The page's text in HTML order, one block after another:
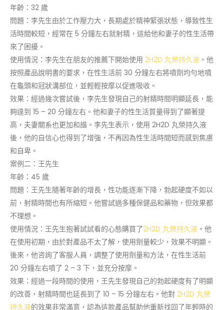
年齡：32 歲
問題：李先生由於工作壓力大，長期處於精神緊張狀態，導致性生
活時間較短，經常在 5 分鐘左右就射精，這給他和妻子的性生活帶
來了困擾。
使用情況：李先生在朋友的推薦下開始使用 2H2D 丸榮持久液 。他
按照產品說明書的要求，在性生活前 30 分鐘左右將噴劑均勻地噴
在龜頭和冠狀溝部位，並輕輕按摩以促進吸收。
效果：經過幾次嘗試後，李先生發現自己的射精時間明顯延長，能
夠達到 15 – 20 分鐘左右。他和妻子的性生活質量得到了顯著提
高，夫妻關系也更加和諧。李先生表示，使用 2H2D 丸榮持久液
後，他的自信心也得到了增強，不再因為性生活時間短而感到焦慮
和自卑。
案例二：王先生
年齡：45 歲
問題：王先生隨著年齡的增長，性功能逐漸下降，勃起硬度不如以
前，射精時間也有所縮短。他嘗試過多種保健品和藥物，但效果都
不理想。
使用情況：王先生抱著試試看的心態購買了2H2D 丸榮持久液 。他
在使用初期，由於對產品不太了解，使用劑量較少，效果不明顯。
後來，他咨詢了客服人員，調整了使用劑量和方法，在性生活前
20 分鐘左右噴了 2 – 3 下，並充分按摩。
效果：經過一段時間的使用，王先生發現自己的勃起硬度有了明顯
的改善，射精時間也延長到了 10 – 15 分鐘左右。他對 2H2D 丸榮
持久液的效果非常滿意，認為這款產品幫助他重新找回了年輕時的